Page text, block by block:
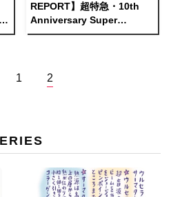
REPORT】超特急・10th
Anniversary Super
Special Live「DANCE
1 2